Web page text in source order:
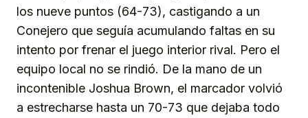
los nueve puntos (64-73), castigando a un
Conejero que seguía acumulando faltas en su
intento por frenar el juego interior rival. Pero el
equipo local no se rindió. De la mano de un
incontenible Joshua Brown, el marcador volvió
a estrecharse hasta un 70-73 que dejaba todo